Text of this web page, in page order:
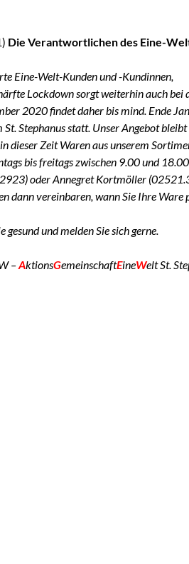
Die Verantwortlichen des Eine-
Eine-Welt-Kunden und -Kundinnen,
Lockdown sorgt weiterhin auch bei
2020 findet daher bis mind. Ende
Stephanus statt. Unser Angebot bleibt
dieser Zeit Waren aus unserem
bis freitags zwischen 9.00 und
oder Annegret Kortmöller
dann vereinbaren, wann Sie Ihre Ware
gesund und melden Sie sich gerne.
–AktionsGemeinschaftEineWelt St.